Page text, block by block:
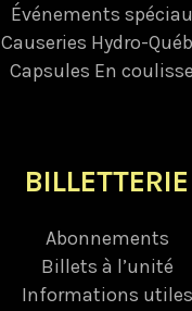
Événements
Causeries Hydro-
Capsules En
BILLETTERIE
Abonnements
Billets à l’unité
Informations utiles